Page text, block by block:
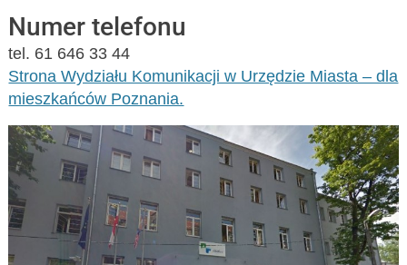
Numer telefonu
tel. 61 646 33 44
Strona Wydziału Komunikacji w Urzędzie Miasta – dla
mieszkańców Poznania.